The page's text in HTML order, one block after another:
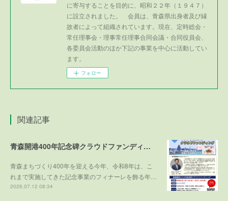
に寄与することを目的に、昭和２２年（１９４７）
に設立されました。 会員は、青森県出身者及び縁
故者によって組織されています。現在、定時総会・
常任理事会・理事常任理事合同会議・合同役員会、
各委員会活動のほか下記の事業を中心に活動してい
ます。
フォロー
関連記事
青森開港400年記念碑クラウドファンディング
青森まちづくり400年を迎える今年、令和8年は、こ
れまで実施してきた記念事業のフィナーレを飾る年…
2026.07.12 08:34